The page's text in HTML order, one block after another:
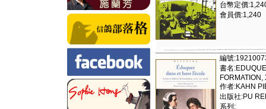
台幣定價
會員價:1,240
編號
書名
作者:KAHN
出版社:PU
系列: